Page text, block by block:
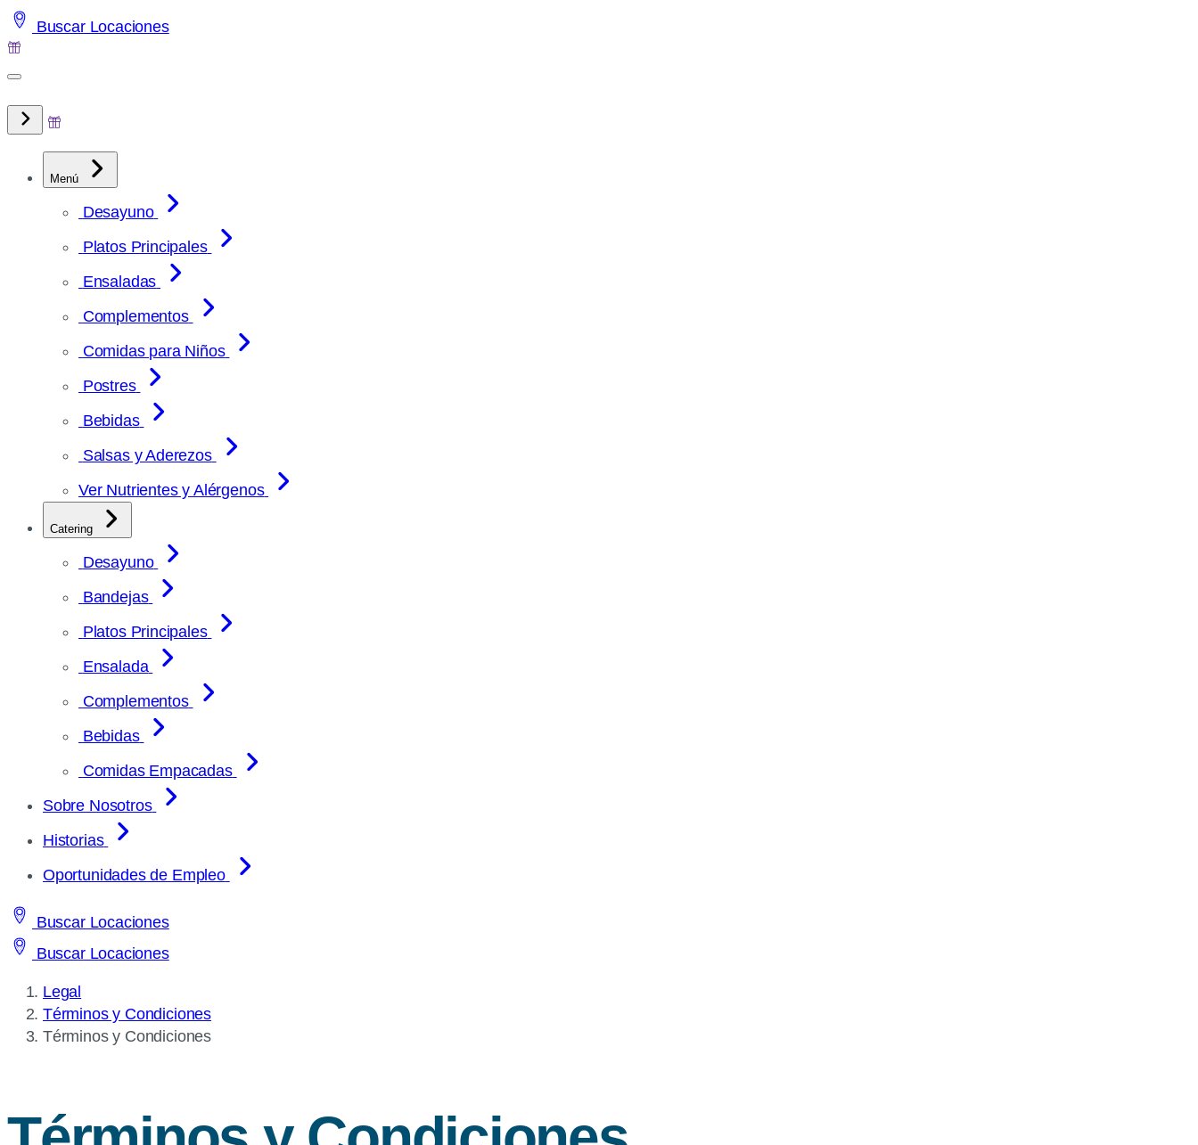
Saltar
al
Buscar Locaciones
Menú
Desayuno
Platos Principales
Ensaladas
Complementos
Comidas para Niños
Postres
Bebidas
Salsas y Aderezos
Ver Nutrientes y Alérgenos
Catering
Desayuno
Bandejas
Platos Principales
Ensalada
Complementos
Bebidas
Comidas Empacadas
Sobre Nosotros
Historias
Oportunidades de Empleo
Buscar Locaciones
Buscar Locaciones
Legal
Términos y Condiciones
Current
Términos y Condiciones